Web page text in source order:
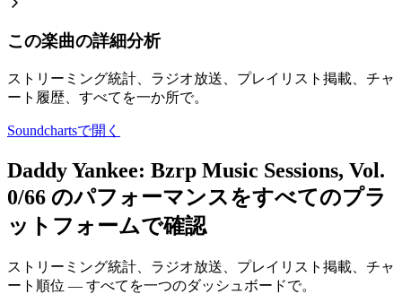
この楽曲の詳細分析
ストリーミング統計、ラジオ放送、プレイリスト掲載、チャ
ート履歴、すべてを一か所で。
Soundchartsで開く
Daddy Yankee: Bzrp Music Sessions, Vol.
0/66 のパフォーマンスをすべてのプラ
ットフォームで確認
ストリーミング統計、ラジオ放送、プレイリスト掲載、チャ
ート順位 — すべてを一つのダッシュボードで。